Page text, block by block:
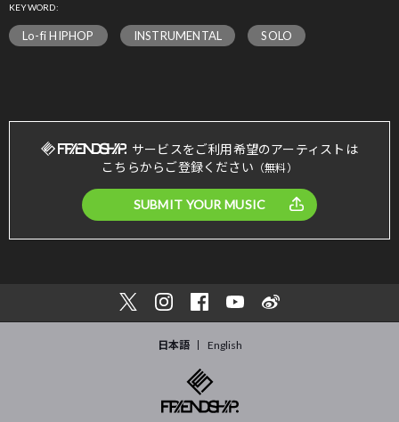
KEYWORD:
Lo-fi HIPHOP INSTRUMENTAL SOLO
サービスをご利用希望のアーティストは
こちらからご登録ください （無料）
SUBMIT YOUR MUSIC
日本語 English